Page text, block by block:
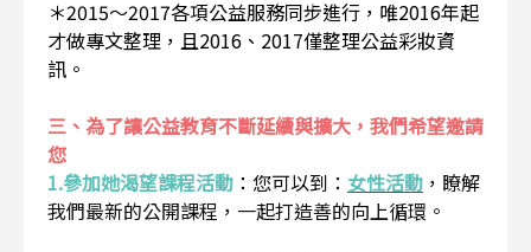
＊2015～2017各項公益服務同步進行，唯2016年起
才做專文整理，且2016、2017僅整理公益彩妝資
訊。
三、為了讓公益教育不斷延續與擴大，我們希望邀請
您
1.參加她渴望課程活動 ： 您可以到： 女性活動 ，瞭解
我們最新的公開課程，一起打造善的向上循環。